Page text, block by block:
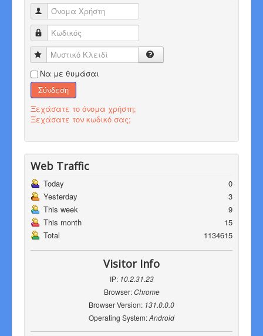
Όνομα Χρήστη
Κωδικός
Μυστικό Κλειδί
Να με θυμάσαι
Σύνδεση
Ξεχάσατε το όνομα χρήστη;
Ξεχάσατε τον κωδικό σας;
Web Traffic
Today
0
Yesterday
3
This week
9
This month
15
Total
1134615
Visitor Info
IP: 10.2.31.23
Browser:Chrome
Browser Version: 131.0.0.0
Operating System:Android